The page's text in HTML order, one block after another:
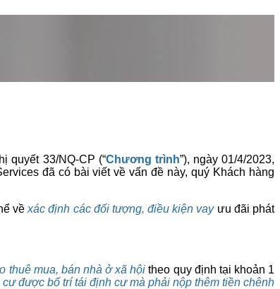
quyết 33/NQ-CP (“Chương trình”), ngày 01/4/2023,
đã có bài viết về vấn đề này, quý Khách hàng
vềxác định các đối tượng, điều kiện vay ưu đãi phát
thuê mua, bán nhà ở xã hội theo quy định tại khoản 1
được bố trí tái định cưmà phải nộp thêm tiền chênh